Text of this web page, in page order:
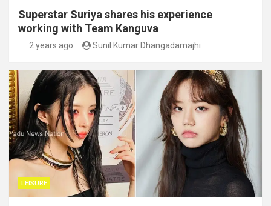
Superstar Suriya shares his experience
working with Team Kanguva
2 years ago Sunil Kumar Dhangadamajhi
LEISURE